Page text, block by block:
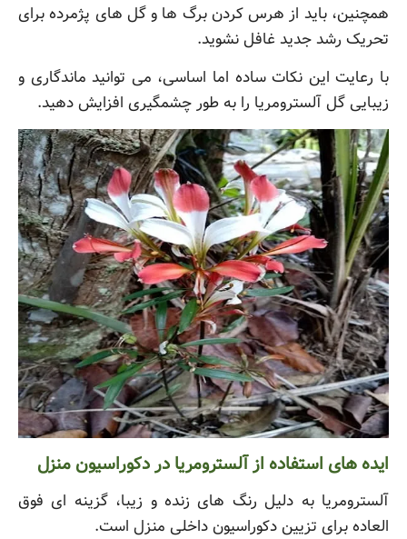
همچنین، باید از هرس کردن برگ ها و گل های پژمرده برای
تحریک رشد جدید غافل نشوید.
با رعایت این نکات ساده اما اساسی، می توانید ماندگاری و
زیبایی گل آلسترومریا را به طور چشمگیری افزایش دهید.
ایده های استفاده از آلسترومریا در دکوراسیون منزل
آلسترومریا به دلیل رنگ های زنده و زیبا، گزینه ای فوق
العاده برای تزیین دکوراسیون داخلی منزل است.